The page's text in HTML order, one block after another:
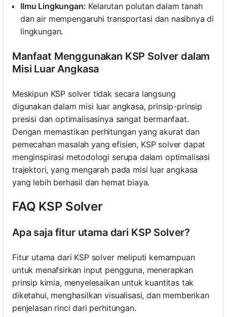
Ilmu Lingkungan: Kelarutan polutan dalam tanah
dan air mempengaruhi transportasi dan nasibnya di
lingkungan.
Manfaat Menggunakan KSP Solver dalam
Misi Luar Angkasa
Meskipun KSP solver tidak secara langsung
digunakan dalam misi luar angkasa, prinsip-prinsip
presisi dan optimalisasinya sangat bermanfaat.
Dengan memastikan perhitungan yang akurat dan
pemecahan masalah yang efisien, KSP solver dapat
menginspirasi metodologi serupa dalam optimalisasi
trajektori, yang mengarah pada misi luar angkasa
yang lebih berhasil dan hemat biaya.
FAQ KSP Solver
Apa saja fitur utama dari KSP Solver?
Fitur utama dari KSP solver meliputi kemampuan
untuk menafsirkan input pengguna, menerapkan
prinsip kimia, menyelesaikan untuk kuantitas tak
diketahui, menghasilkan visualisasi, dan memberikan
penjelasan rinci dari perhitungan.